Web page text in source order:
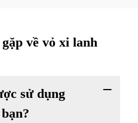
về vỏ xi lanh
sử dụng